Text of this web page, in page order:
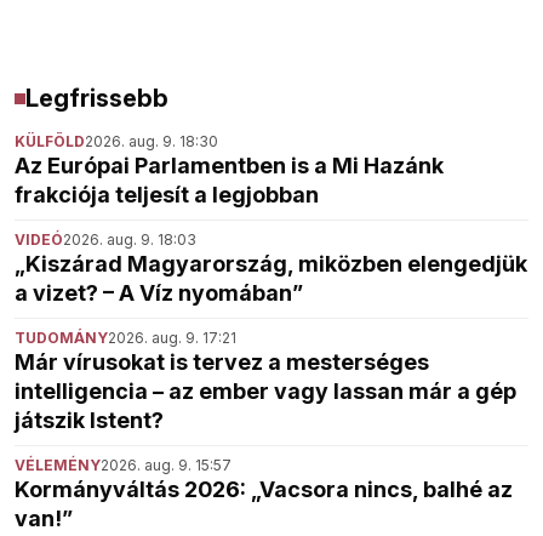
Legfrissebb
KÜLFÖLD2026. aug. 9. 18:30
Az Európai Parlamentben is a Mi Hazánk
frakciója teljesít a legjobban
VIDEÓ2026. aug. 9. 18:03
„Kiszárad Magyarország, miközben elengedjük
a vizet? – A Víz nyomában”
TUDOMÁNY2026. aug. 9. 17:21
Már vírusokat is tervez a mesterséges
intelligencia – az ember vagy lassan már a gép
játszik Istent?
VÉLEMÉNY2026. aug. 9. 15:57
Kormányváltás 2026: „Vacsora nincs, balhé az
van!”